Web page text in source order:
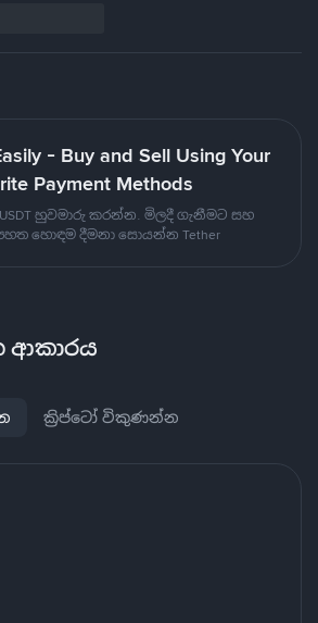
- Buy and Sell Using Your
Payment Methods
USDT හුවමාරු කරන්න. මිලදී ගැනීමට සහ
හොඳම දීමනා සොයන්න Tether
ආකාරය
ක්‍රිප්ටෝ විකුණන්න